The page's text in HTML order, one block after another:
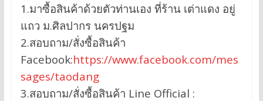
1.มาซื้อสินค้าด้วยตัวท่านเอง ที่ร้าน เต่าแดง อยู่
แถว ม.ศิลปากร นครปฐม
2.สอบถาม/สั่งซื้อสินค้า
Facebook:https://www.facebook.com/mes
sages/taodang
3.สอบถาม/สั่งซื้อสินค้า Line Official :